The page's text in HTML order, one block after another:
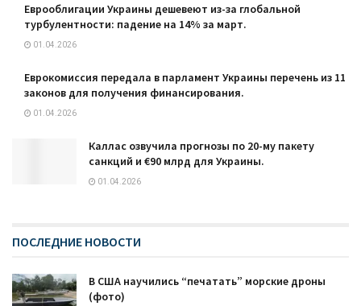
Еврооблигации Украины дешевеют из-за глобальной
турбулентности: падение на 14% за март.
01.04.2026
Еврокомиссия передала в парламент Украины перечень из 11
законов для получения финансирования.
01.04.2026
Каллас озвучила прогнозы по 20-му пакету
санкций и €90 млрд для Украины.
01.04.2026
ПОСЛЕДНИЕ НОВОСТИ
В США научились “печатать” морские дроны
(фото)